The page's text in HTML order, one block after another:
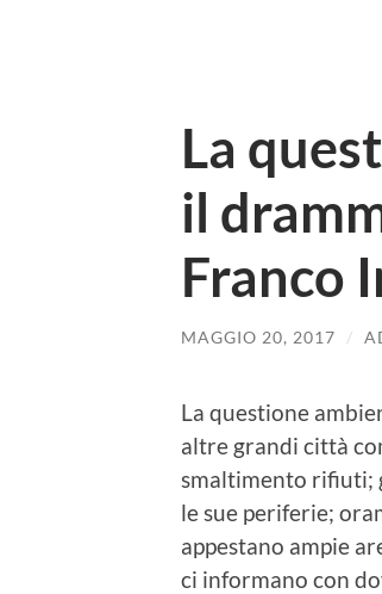
La
il
Franco
MAGGIO 20, 2017 /
La questione
altre grandi città
smaltimento rifiuti;
le sue periferie;
appestano ampie
ci informano con